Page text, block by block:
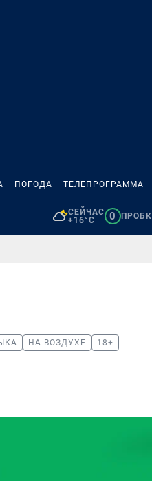
ПОГОДА ТЕЛЕПРОГРАММА
СЕЙЧАС
+16°C
0
НА ВОЗДУХЕ 18+